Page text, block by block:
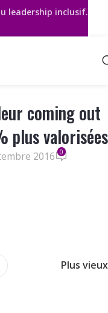
coming out
plus valorisées
2016 0
Plus vieux
leadership inclusif.